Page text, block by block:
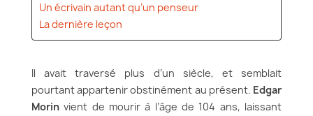
Un écrivain autant qu’un penseur
La dernière leçon
Il avait traversé plus d’un siècle, et semblait
pourtant appartenir obstinément au présent. Edgar
Morin vient de mourir à l’âge de 104 ans, laissant